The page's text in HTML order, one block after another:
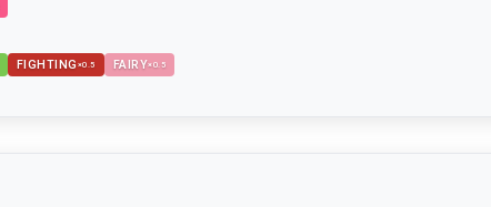
FIGHTING ×0.5 FAIRY×0.5